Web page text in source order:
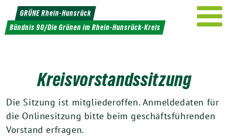
Weiter
zum
Inhalt
GRÜNE Rhein-Hunsrück
Bündnis 90/Die Grünen im Rhein-Hunsrück-Kreis
Kreisvorstandssitzung
Die Sitzung ist mitgliederoffen. Anmeldedaten für
die Onlinesitzung bitte beim geschäftsführenden
Vorstand erfragen.